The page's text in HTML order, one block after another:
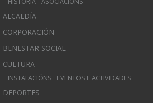
ALCALDÍA
CORPORACIÓN
BENESTAR SOCIAL
CULTURA
INSTALACIÓNS EVENTOS E ACTIVIDADES
DEPORTES